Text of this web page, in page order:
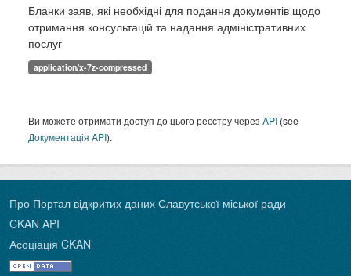
Бланки заяв, які необхідні для подання документів щодо
отримання консультацій та надання адміністративних
послуг
application/x-7z-compressed
Ви можете отримати доступ до цього реєстру через API (see
Документація API).
Про Портал відкритих даних Славутської міської ради
CKAN API
Асоціація CKAN